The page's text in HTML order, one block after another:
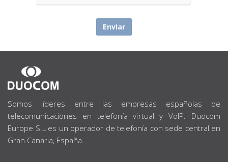
SOBRE
NOSOTROS
Somos líderes entre las empresas españolas de
telecomunicaciones en telefonía virtual y VoIP. Duocom
Europe S.L es un operador de telefonía con sede central en
Gran Canaria, España.